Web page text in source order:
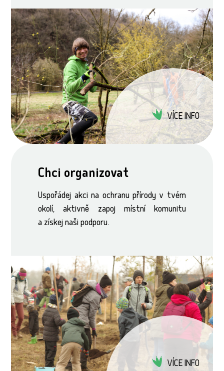
VÍCE INFO
Chci organizovat
Uspořádej akci na ochranu přírody v tvém
okolí, aktivně zapoj místní komunitu
a získej naši podporu.
VÍCE INFO